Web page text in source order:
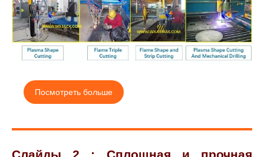
Посмотреть больше
Слайды 2 : Сплошная и прочная